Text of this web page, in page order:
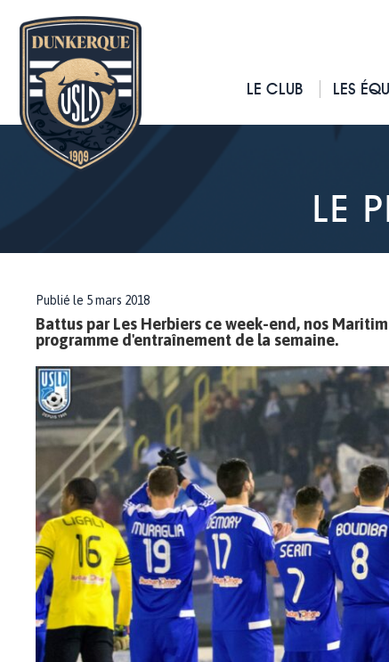
LE CLUB LES
LE
Publié le 5 mars 2018
Battus par Les Herbiers ce week-end, nos
programme d'entraînement de la semaine.